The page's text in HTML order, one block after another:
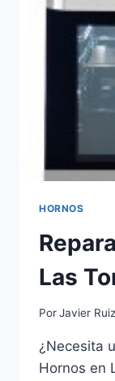
HORNOS
Las
PorJavier Ruiz
¿Necesita
Hornos en